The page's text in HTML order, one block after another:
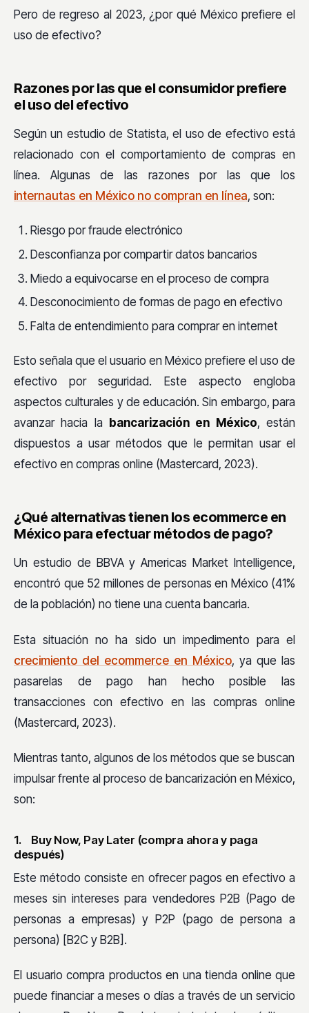
Pero de regreso al 2023, ¿por qué México prefiere el
uso de efectivo?
Razones por las que el consumidor prefiere
el uso del efectivo
Según un estudio de Statista, el uso de efectivo está
relacionado con el comportamiento de compras en
línea. Algunas de las razones por las que los
internautas en México no compran en línea, son:
Riesgo por fraude electrónico
Desconfianza por compartir datos bancarios
Miedo a equivocarse en el proceso de compra
Desconocimiento de formas de pago en efectivo
Falta de entendimiento para comprar en internet
Esto señala que el usuario en México prefiere el uso de
efectivo por seguridad. Este aspecto engloba
aspectos culturales y de educación. Sin embargo, para
avanzar hacia la bancarización en México, están
dispuestos a usar métodos que le permitan usar el
efectivo en compras online (Mastercard, 2023).
¿Qué alternativas tienen los ecommerce en
México para efectuar métodos de pago?
Un estudio de BBVA y Americas Market Intelligence,
encontró que 52 millones de personas en México (41%
de la población) no tiene una cuenta bancaria.
Esta situación no ha sido un impedimento para el
crecimiento del ecommerce en México, ya que las
pasarelas de pago han hecho posible las
transacciones con efectivo en las compras online
(Mastercard, 2023).
Mientras tanto, algunos de los métodos que se buscan
impulsar frente al proceso de bancarización en México,
son:
1. Buy Now, Pay Later (compra ahora y paga
después)
Este método consiste en ofrecer pagos en efectivo a
meses sin intereses para vendedores P2B (Pago de
personas a empresas) y P2P (pago de persona a
persona) [B2C y B2B].
El usuario compra productos en una tienda online que
puede financiar a meses o días a través de un servicio